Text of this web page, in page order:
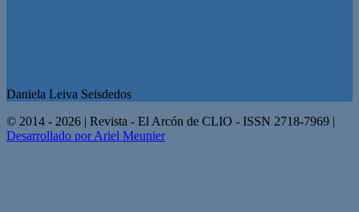
Daniela Leiva Seisdedos
© 2014 - 2026 | Revista - El Arcón de CLIO - ISSN 2718-7969 |
Desarrollado por Ariel Meunier